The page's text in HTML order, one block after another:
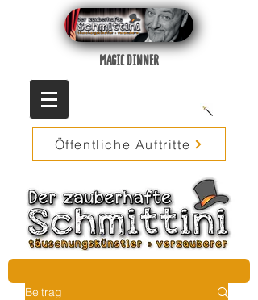
MAGIC DINNER
Öffentliche Auftritte
Beitrag